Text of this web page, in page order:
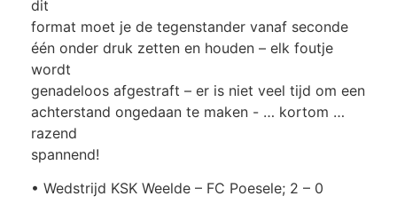
dit
format moet je de tegenstander vanaf seconde
één onder druk zetten en houden – elk foutje
wordt
genadeloos afgestraft – er is niet veel tijd om een
achterstand ongedaan te maken - … kortom …
razend
spannend!
• Wedstrijd KSK Weelde – FC Poesele; 2 – 0